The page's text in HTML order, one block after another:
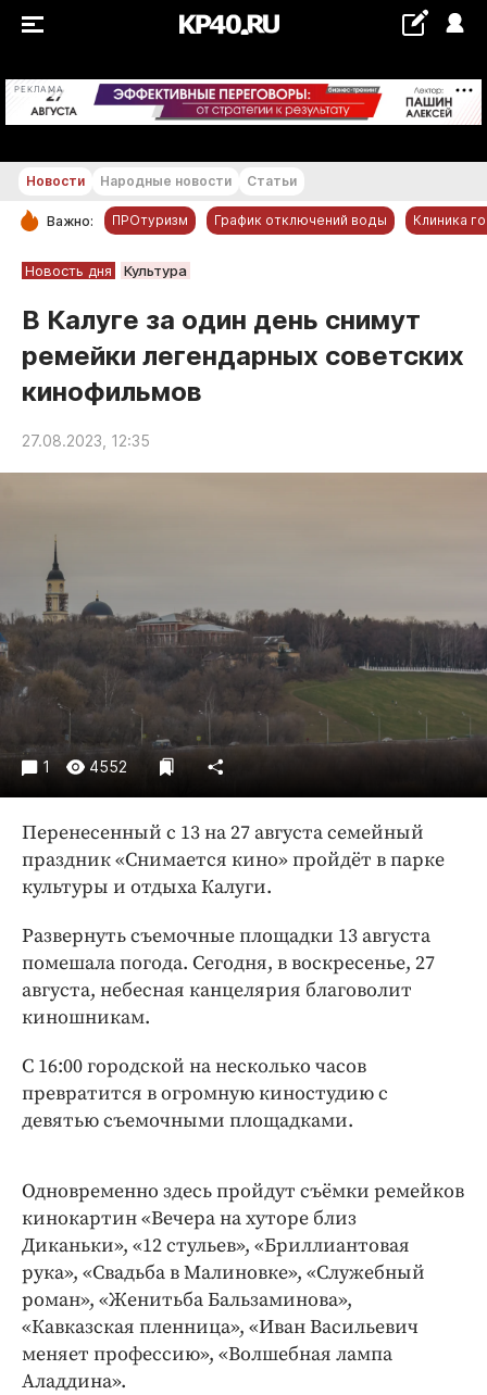
РЕКЛАМА +21...+22 °С
РУБРИКИ
Новости компаний
Статьи
Народные новости
Авто и транспорт
Благоустройство
Образование
Общество
Погода
Праздники
Происшествия
Спорт
Экономика и бизнес
ПРОЕКТЫ
Блоги
Медиаперсона
Интересное чтиво
Клиника года
Работодатель года
Новости Народные новости Статьи
Важно: ПРОтуризм График отключений воды Клиника
Новость дня Культура
В Калуге за один день снимут
ремейки легендарных советских
кинофильмов
27.08.2023, 12:35
1 4552
Перенесенный с 13 на 27 августа семейный
праздник «Снимается кино» пройдёт в парке
культуры и отдыха Калуги.
Развернуть съемочные площадки 13 августа
помешала погода. Сегодня, в воскресенье, 27
августа, небесная канцелярия благоволит
киношникам.
С 16:00 городской на несколько часов
превратится в огромную киностудию с
девятью съемочными площадками.
Одновременно здесь пройдут съёмки ремейков
кинокартин «Вечера на хуторе близ
Диканьки», «12 стульев», «Бриллиантовая
рука», «Свадьба в Малиновке», «Служебный
роман», «Женитьба Бальзаминова»,
«Кавказская пленница», «Иван Васильевич
меняет профессию», «Волшебная лампа
Аладдина».